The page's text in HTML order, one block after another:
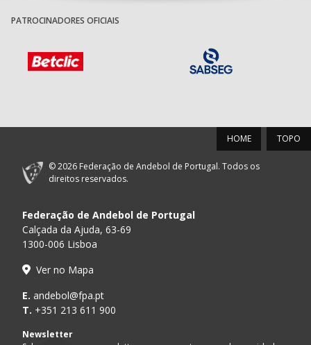
PATROCINADORES OFICIAIS
TOPO
HOME
© 2026 Federação de Andebol de Portugal. Todos os
direitos reservados.
Federação de Andebol de Portugal
Calçada da Ajuda, 63-69
1300-006 Lisboa
Ver no Mapa
E. andebol@fpa.pt
T. +351 213 611 900
Newsletter